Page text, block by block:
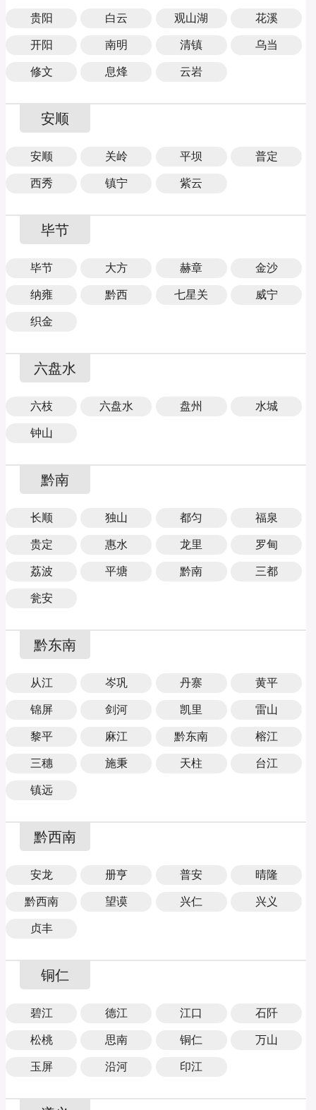
贵阳 白云 观山湖 花溪
开阳 南明 清镇 乌当
修文 息烽 云岩
安顺
安顺 关岭 平坝 普定
西秀 镇宁 紫云
毕节
毕节 大方 赫章 金沙
纳雍 黔西 七星关 威宁
织金
六盘水
六枝 六盘水 盘州 水城
钟山
黔南
长顺 独山 都匀 福泉
贵定 惠水 龙里 罗甸
荔波 平塘 黔南 三都
瓮安
黔东南
从江 岑巩 丹寨 黄平
锦屏 剑河 凯里 雷山
黎平 麻江 黔东南 榕江
三穗 施秉 天柱 台江
镇远
黔西南
安龙 册亨 普安 晴隆
黔西南 望谟 兴仁 兴义
贞丰
铜仁
碧江 德江 江口 石阡
松桃 思南 铜仁 万山
玉屏 沿河 印江